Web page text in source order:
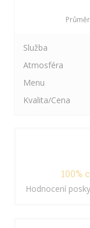
Služba
Atmosféra
Menu
Kvalita/Cena
Hodnocení